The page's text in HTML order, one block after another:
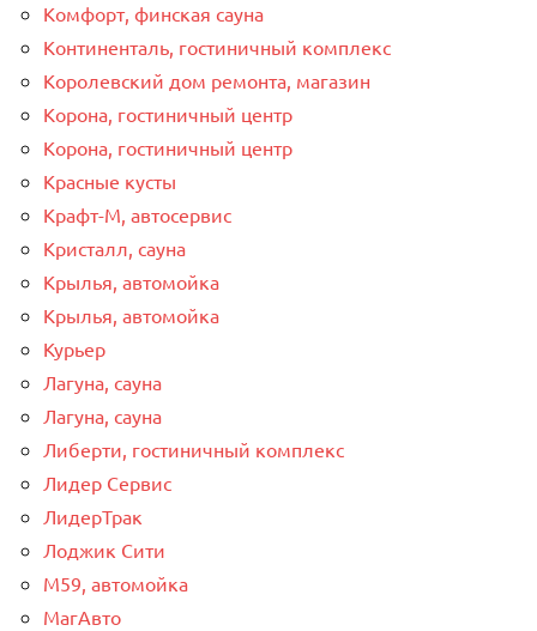
Комфорт, финская сауна
Континенталь, гостиничный комплекс
Королевский дом ремонта, магазин
Корона, гостиничный центр
Корона, гостиничный центр
Красные кусты
Крафт-М, автосервис
Кристалл, сауна
Крылья, автомойка
Крылья, автомойка
Курьер
Лагуна, сауна
Лагуна, сауна
Либерти, гостиничный комплекс
Лидер Сервис
ЛидерТрак
Лоджик Сити
М59, автомойка
МагАвто